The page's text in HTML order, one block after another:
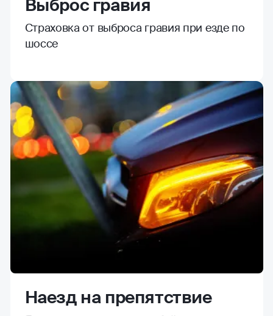
Выброс гравия
Страховка от выброса гравия при езде по
шоссе
Наезд на препятствие